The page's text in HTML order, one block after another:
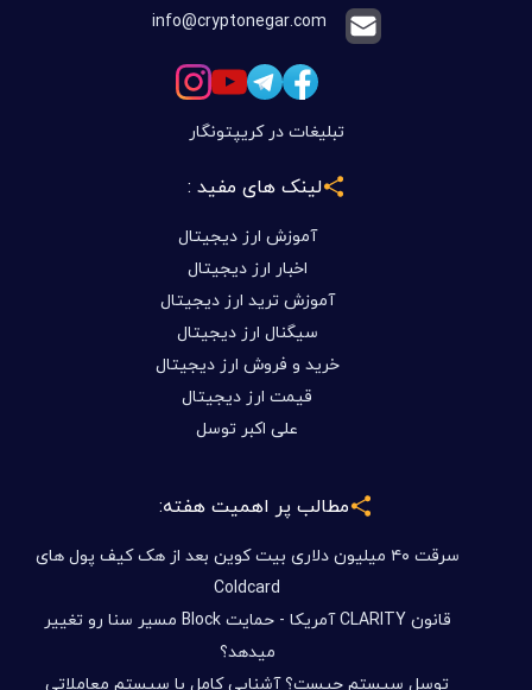
info@cryptonegar.com
تبلیغات در کریپتونگار
لینک های مفید :
آموزش ارز دیجیتال
اخبار ارز دیجیتال
آموزش ترید ارز دیجیتال
سیگنال ارز دیجیتال
خرید و فروش ارز دیجیتال
قیمت ارز دیجیتال
علی اکبر توسل
مطالب پر اهمیت هفته:
سرقت ۴۰ میلیون دلاری بیت کوین بعد از هک کیف پول های
Coldcard
قانون CLARITY آمریکا - حمایت Block مسیر سنا رو تغییر
میدهد؟
توسل سیستم چیست؟ آشنایی کامل با سیستم معاملاتی